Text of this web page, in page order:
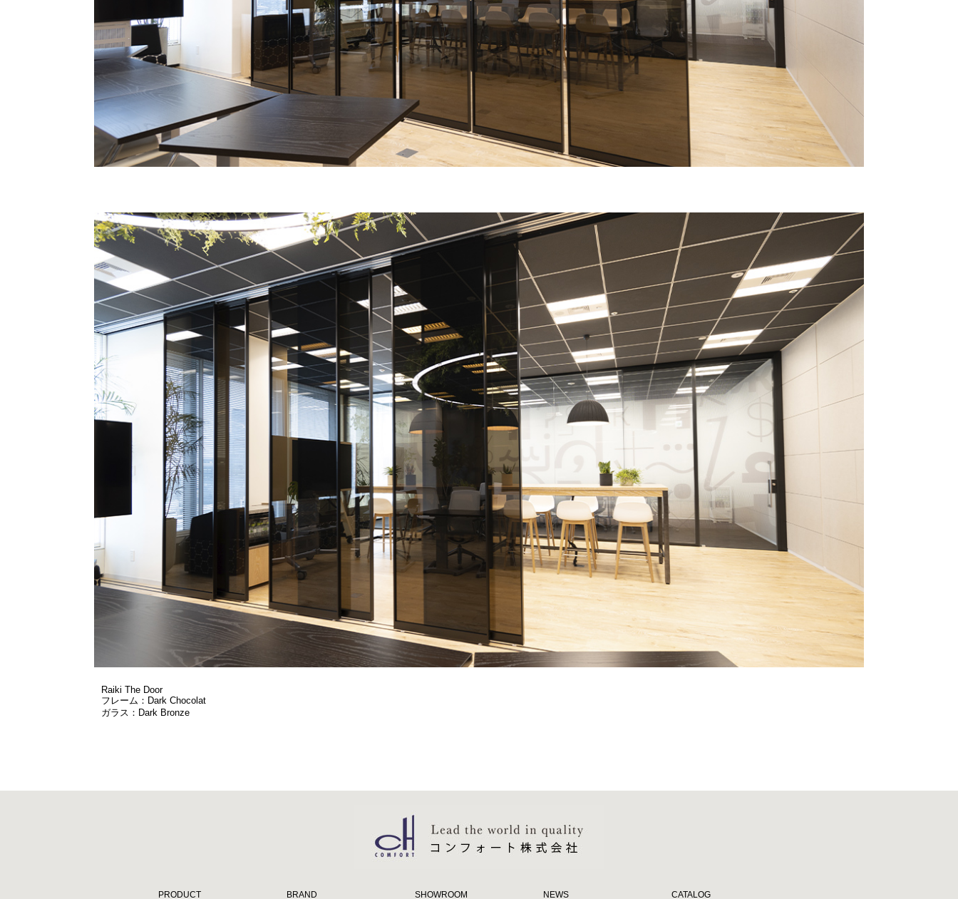
Raiki The Door
フレーム：Dark Chocolat
ガラス：Dark Bronze
PRODUCT BRAND SHOWROOM NEWS CATALOG